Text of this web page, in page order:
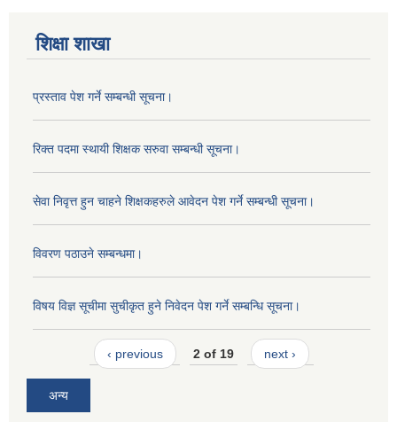
शिक्षा शाखा
प्रस्ताव पेश गर्ने सम्बन्धी सूचना।
रिक्त पदमा स्थायी शिक्षक सरुवा सम्बन्धी सूचना।
सेवा निवृत्त हुन चाहने शिक्षकहरुले आवेदन पेश गर्ने सम्बन्धी सूचना।
विवरण पठाउने सम्बन्धमा।
विषय विज्ञ सूचीमा सुचीकृत हुने निवेदन पेश गर्ने सम्बन्धि सूचना।
‹ previous 2 of 19 next ›
अन्य